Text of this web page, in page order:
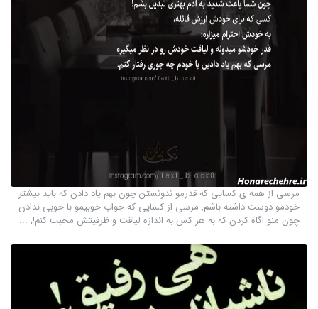
مرسی از همه ی کسایی که قدرمو ندونستن چون بهم یاد دادن که باید بیشتر
خودمو دوست داشته باشم, مرسی از کسایی که جواب خوبیمو با خوبی ندادن
چون منو اگاه کردن که به هر کس به اندازه لیاقت و ظرفیتش محبت کنم!, ...